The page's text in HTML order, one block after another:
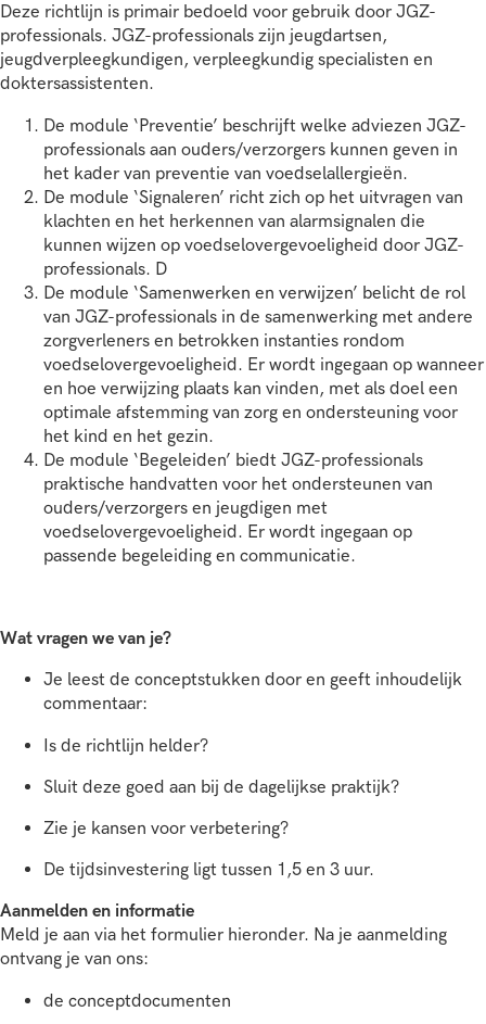
Deze richtlijn is primair bedoeld voor gebruik door JGZ-
professionals. JGZ-professionals zijn jeugdartsen,
jeugdverpleegkundigen, verpleegkundig specialisten en
doktersassistenten.
De module ‘Preventie’ beschrijft welke adviezen JGZ-
professionals aan ouders/verzorgers kunnen geven in
het kader van preventie van voedselallergieën.
De module ‘Signaleren’ richt zich op het uitvragen van
klachten en het herkennen van alarmsignalen die
kunnen wijzen op voedselovergevoeligheid door JGZ-
professionals. D
De module ‘Samenwerken en verwijzen’ belicht de rol
van JGZ-professionals in de samenwerking met andere
zorgverleners en betrokken instanties rondom
voedselovergevoeligheid. Er wordt ingegaan op wanneer
en hoe verwijzing plaats kan vinden, met als doel een
optimale afstemming van zorg en ondersteuning voor
het kind en het gezin.
De module ‘Begeleiden’ biedt JGZ-professionals
praktische handvatten voor het ondersteunen van
ouders/verzorgers en jeugdigen met
voedselovergevoeligheid. Er wordt ingegaan op
passende begeleiding en communicatie.
Wat vragen we van je?
Je leest de conceptstukken door en geeft inhoudelijk
commentaar:
Is de richtlijn helder?
Sluit deze goed aan bij de dagelijkse praktijk?
Zie je kansen voor verbetering?
De tijdsinvestering ligt tussen 1,5 en 3 uur.
Aanmelden en informatie
Meld je aan via het formulier hieronder. Na je aanmelding
ontvang je van ons:
de conceptdocumenten